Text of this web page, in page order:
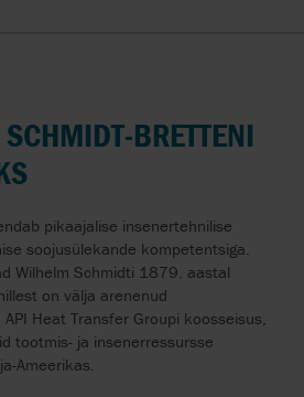
BRETTENI
pikaajalise insenertehnilise
soojusülekande kompetentsiga.
Wilhelm Schmidti 1879. aastal
on välja arenenud
Heat Transfer Groupi koosseisus,
tootmis- ja insenerressursse
Ameerikas.